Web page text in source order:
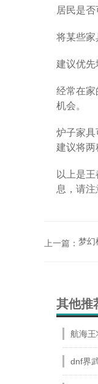
居民是
将某些家
建议优先
经常在家
机会。
炉子家具
建议将两
以上是
息，请注
上一篇：
其他推
航海
dnf界